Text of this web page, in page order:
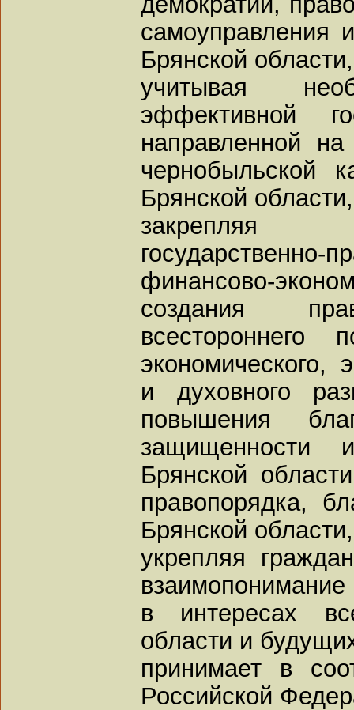
самоуправления
Брянской области,
учитывая
эффективной
направленной
чернобыльской
Брянской области,
закрепляя
государственно-
финансово-
создания
всестороннего
экономического,
и духовного
повышения
защищенности
Брянской
правопорядка,
Брянской области,
укрепляя
взаимопонимание
в интересах
области и
принимает в
Российской